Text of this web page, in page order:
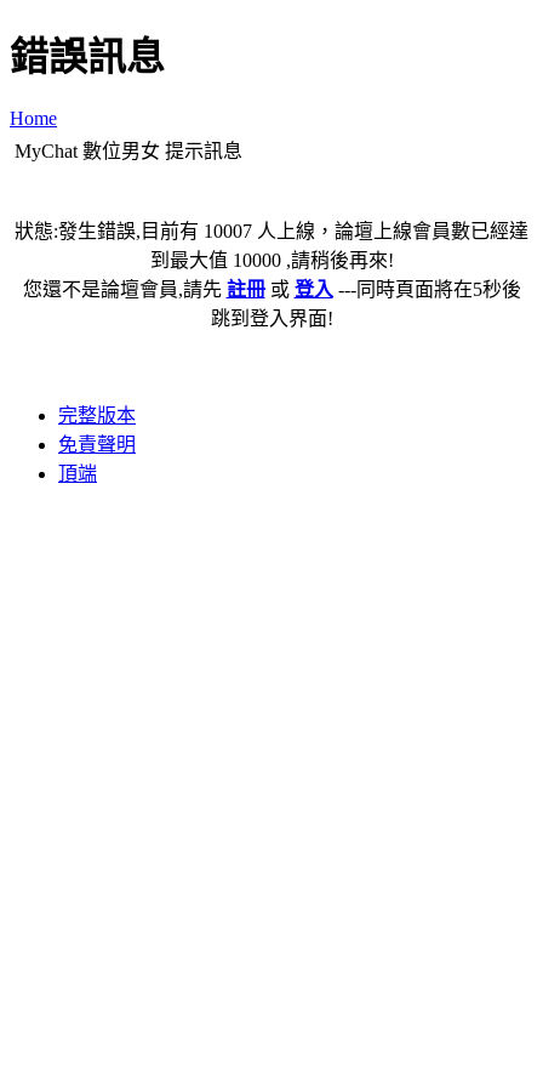
錯誤訊息
Home
MyChat 數位男女 提示訊息
狀態:發生錯誤,目前有 10007 人上線，論壇上線會員數已經達
到最大值 10000 ,請稍後再來!
您還不是論壇會員,請先 註冊或 登入 ---同時頁面將在5秒後
跳到登入界面!
完整版本
免責聲明
頂端